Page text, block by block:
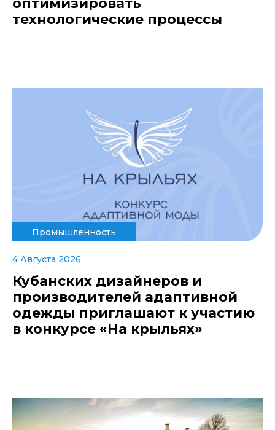
оптимизировать
технологические процессы
Промышленность
4 Августа 2026
Кубанских дизайнеров и
производителей адаптивной
одежды приглашают к участию
в конкурсе «На крыльях»